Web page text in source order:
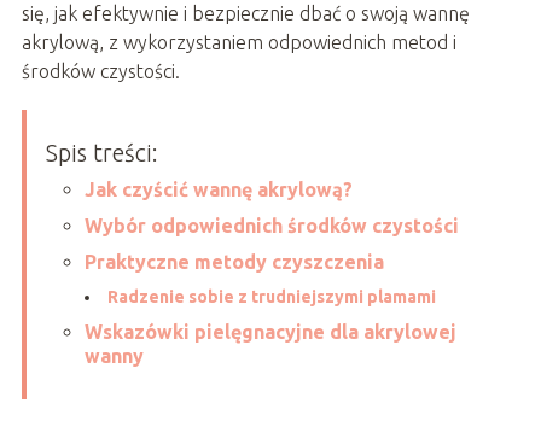
się, jak efektywnie i bezpiecznie dbać o swoją wannę
akrylową, z wykorzystaniem odpowiednich metod i
środków czystości.
Spis treści:
Jak czyścić wannę akrylową?
Wybór odpowiednich środków czystości
Praktyczne metody czyszczenia
Radzenie sobie z trudniejszymi plamami
Wskazówki pielęgnacyjne dla akrylowej
wanny